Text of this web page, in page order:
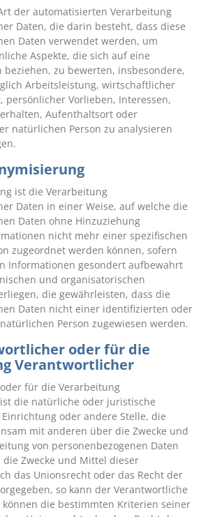
der automatisierten Verarbeitung
Daten, die darin besteht, dass diese
Daten verwendet werden, um
Aspekte, die sich auf eine
beziehen, zu bewerten, insbesondere,
Arbeitsleistung, wirtschaftlicher
persönlicher Vorlieben, Interessen,
Aufenthaltsort oder
natürlichen Person zu analysieren
ist die Verarbeitung
Daten in einer Weise, auf welche die
Daten ohne Hinzuziehung
nicht mehr einer spezifischen
zugeordnet werden können, sofern
Informationen gesondert aufbewahrt
und organisatorischen
die gewährleisten, dass die
Daten nicht einer identifizierten oder
Person zugewiesen werden.
oder für die
Verantwortlicher
für die Verarbeitung
die natürliche oder juristische
Einrichtung oder andere Stelle, die
mit anderen über die Zwecke und
von personenbezogenen Daten
Zwecke und Mittel dieser
das Unionsrecht oder das Recht der
so kann der Verantwortliche
können die bestimmten Kriterien seiner